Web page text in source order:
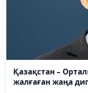
Қазақстан –
жалғаған жаңа